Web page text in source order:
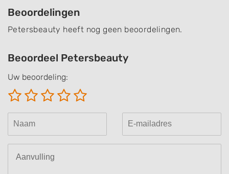
Beoordelingen
Petersbeauty heeft nog geen beoordelingen.
Beoordeel Petersbeauty
Uw beoordeling: